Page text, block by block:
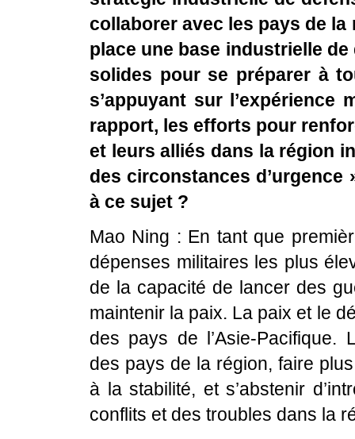
collaborer avec les pays de
place une base industrielle
solides pour se préparer à
s’appuyant sur l’expérience
rapport, les efforts pour
et leurs alliés dans la région
des circonstances d’urgence
à ce sujet ?
Mao Ning : En tant que
dépenses militaires les plus
de la capacité de lancer des
maintenir la paix. La paix et le
des pays de l’Asie-Pacifique.
des pays de la région, faire
à la stabilité, et s’abstenir
conflits et des troubles dans la